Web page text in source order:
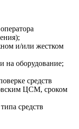
и/или жестком
на оборудование;
средств
ЦСМ, сроком
средств